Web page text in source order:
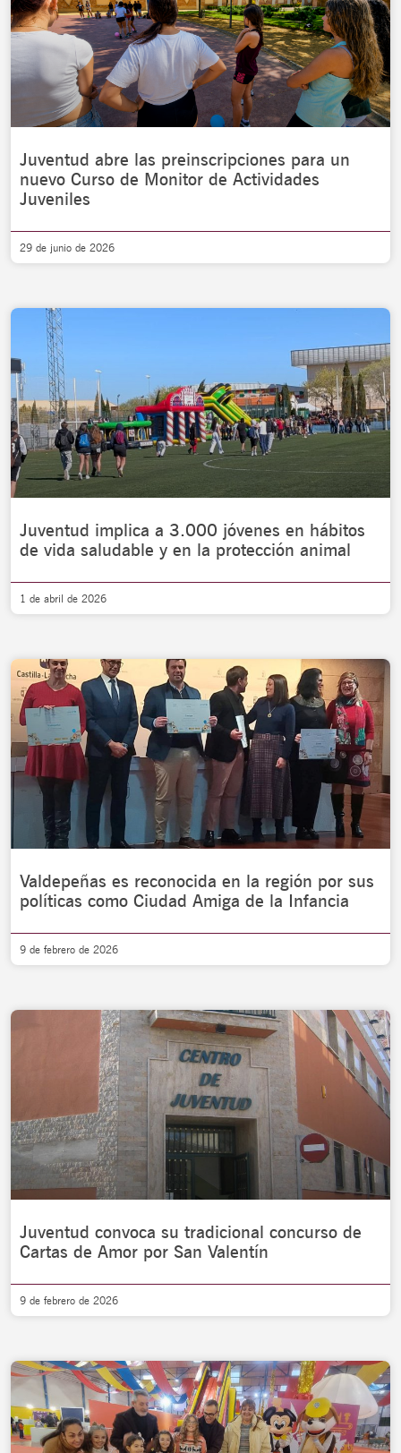
Juventud abre las preinscripciones para un
nuevo Curso de Monitor de Actividades
Juveniles
29 de junio de 2026
Juventud implica a 3.000 jóvenes en hábitos
de vida saludable y en la protección animal
1 de abril de 2026
Valdepeñas es reconocida en la región por sus
políticas como Ciudad Amiga de la Infancia
9 de febrero de 2026
Juventud convoca su tradicional concurso de
Cartas de Amor por San Valentín
9 de febrero de 2026